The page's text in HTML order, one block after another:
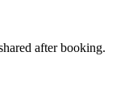
after booking.